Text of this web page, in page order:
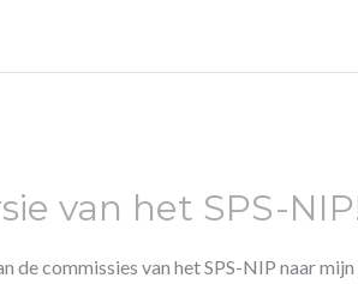
van het SPS-
de commissies van het SPS-NIP naar